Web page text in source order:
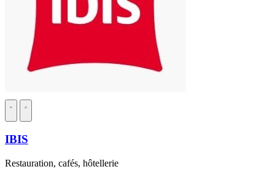
IBIS
Restauration, cafés, hôtellerie